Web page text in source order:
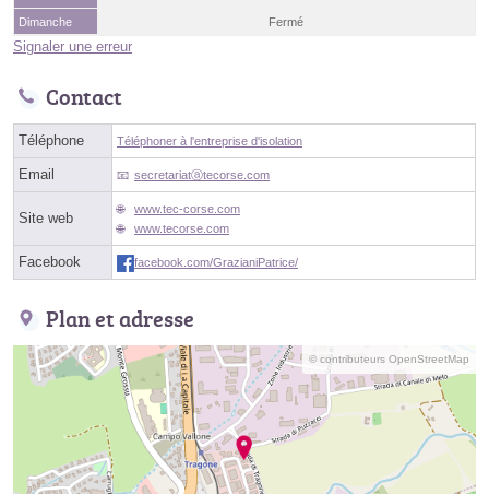
Dimanche
Fermé
Signaler une erreur
Contact
Téléphone Téléphoner à l'entreprise d'isolation
Email secretariatⓐtecorse.com
Site web
www.tec-corse.com
www.tecorse.com
Facebook facebook.com/GrazianiPatrice/
Plan et adresse
© contributeurs OpenStreetMap